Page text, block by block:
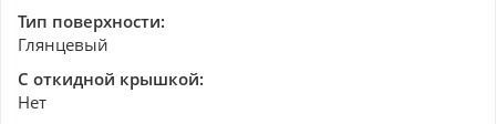
Тип поверхности:
Глянцевый
С откидной крышкой:
Нет